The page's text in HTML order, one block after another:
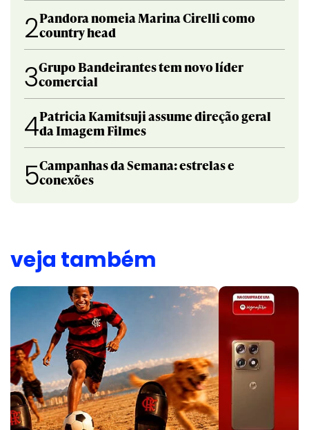
2Pandora nomeia Marina Cirelli como
country head
3Grupo Bandeirantes tem novo líder
comercial
4Patricia Kamitsuji assume direção geral
da Imagem Filmes
5Campanhas da Semana: estrelas e
conexões
veja também